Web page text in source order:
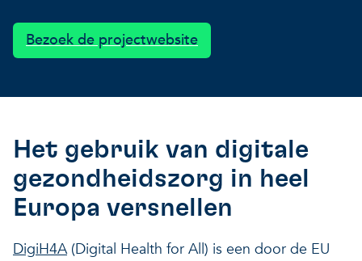
op drie domeinen
Een gezonde leefomgeving
Veerkrachtige ecosystemen
Een gezonde leefomgeving
impactdomeinen
Veerkrachtige ecosystemen
Bezoek de projectwebsite
Het gebruik van digitale
gezondheidszorg in heel
Europa versnellen
DigiH4A(Digital Health for All) is een door de EU